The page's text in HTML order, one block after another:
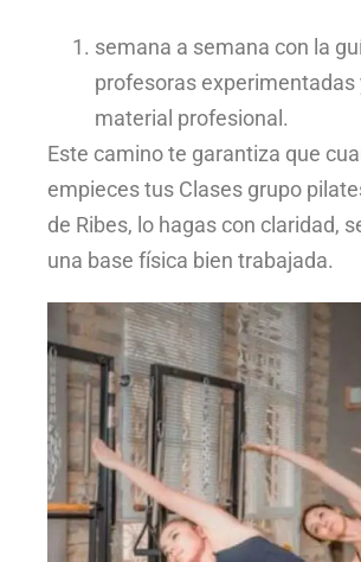
semana a semana con la
profesoras experimentadas
material profesional.
Este camino te garantiza que
empieces tus Clases grupo
de Ribes, lo hagas con claridad,
una base física bien trabajada.